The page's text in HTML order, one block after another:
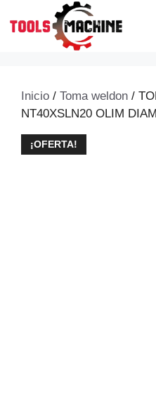
Inicio / Toma weldon /
NT40XSLN20 OLIM
¡OFERTA!